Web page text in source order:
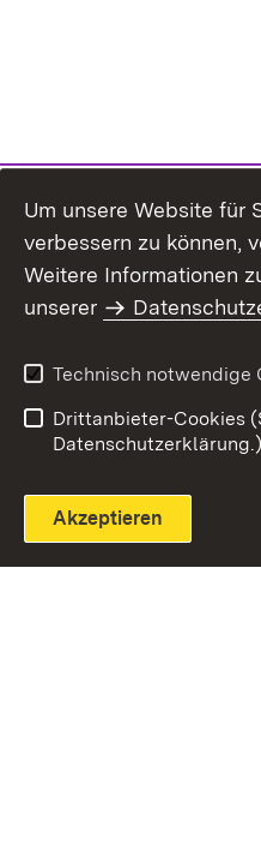
Themenübersicht
Um unsere Website für
verbessern zu können,
Weitere Informationen
unserer
Technisch notwendige
Drittanbieter-Cookies
Datenschutzerklärung.)
Akzeptieren